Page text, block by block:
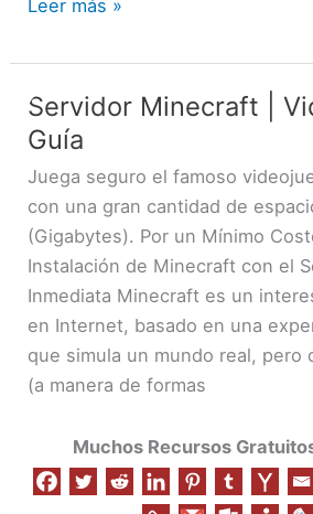
Leer más »
Servidor Minecraft |
Guía
Juega seguro el famoso
con una gran cantidad de
(Gigabytes). Por un Mínimo
Instalación de Minecraft con el
Inmediata Minecraft es un
en Internet, basado en una
que simula un mundo real, pero
(a manera de formas
Muchos Recursos
Servidor
Minecraft
Videojuego
|
Guía